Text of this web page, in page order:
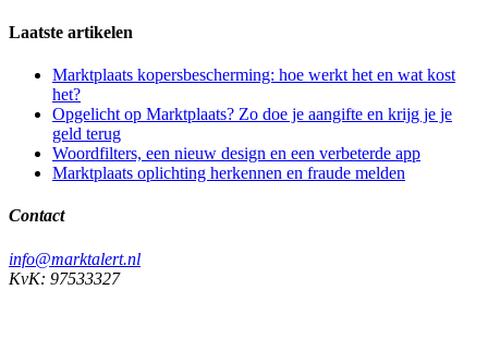
Laatste artikelen
Marktplaats kopersbescherming: hoe werkt het en wat kost
het?
Opgelicht op Marktplaats? Zo doe je aangifte en krijg je je
geld terug
Woordfilters, een nieuw design en een verbeterde app
Marktplaats oplichting herkennen en fraude melden
Contact
info@marktalert.nl
KvK: 97533327